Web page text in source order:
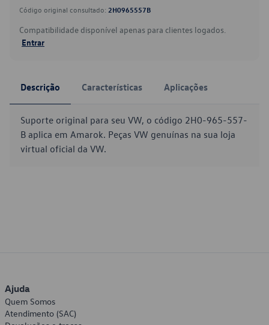
Código original consultado: 2H0965557B
Compatibilidade disponível apenas para clientes logados.
Entrar
Descrição Características Aplicações
Suporte original para seu VW, o código 2H0-965-557-
B aplica em Amarok. Peças VW genuínas na sua loja
virtual oficial da VW.
Ajuda
Quem Somos
Atendimento (SAC)